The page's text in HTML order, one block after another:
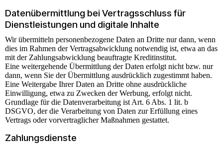
Daten­übermittlung bei Vertragsschluss für
Dienstleistungen und digitale Inhalte
Wir übermitteln personenbezogene Daten an Dritte nur dann, wenn
dies im Rahmen der Vertragsabwicklung notwendig ist, etwa an das
mit der Zahlungsabwicklung beauftragte Kreditinstitut.
Eine weitergehende Übermittlung der Daten erfolgt nicht bzw. nur
dann, wenn Sie der Übermittlung ausdrücklich zugestimmt haben.
Eine Weitergabe Ihrer Daten an Dritte ohne ausdrückliche
Einwilligung, etwa zu Zwecken der Werbung, erfolgt nicht.
Grundlage für die Datenverarbeitung ist Art. 6 Abs. 1 lit. b
DSGVO, der die Verarbeitung von Daten zur Erfüllung eines
Vertrags oder vorvertraglicher Maßnahmen gestattet.
Zahlungsdienste